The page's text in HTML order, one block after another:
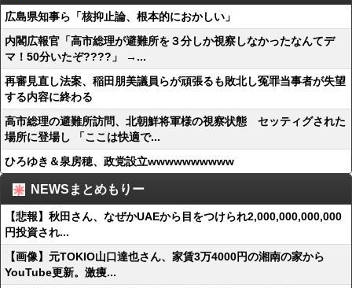
広島県知事ら「核抑止論、根本的におかしい」
内閣広報官「高市総理が避難所を３分しか視察しなかったなんてデ
マ！50分いたぞ????」 →...
再審見直し法案、稲田朋美議員らが頑張るも敗北し冤罪当事者が失望
する内容に終わる
高市総理の避難所訪問、北朝鮮将軍様の視察状態 セッティグされた
場所に登場し 「ここは快適で...
ひろゆき＆泉房穂、政党設立wwwwwwwwww
NEWSまとめもりー
【悲報】秋田さん、なぜかUAEから目をつけられ2,000,000,000,000
円投資され...
【画像】元TOKIO山口達也さん、家賃3万4000円の湘南の家から
YouTube更新。激痩...